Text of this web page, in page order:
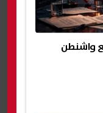
واشنطن